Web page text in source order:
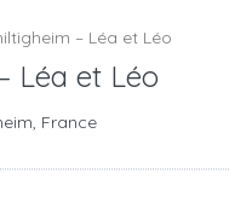
– Léa et Léo
Léa et Léo
France